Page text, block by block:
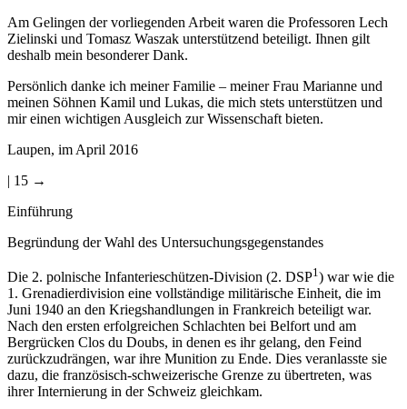
Am Gelingen der vorliegenden Arbeit waren die Professoren Lech
Zielinski und Tomasz Waszak unterstützend beteiligt. Ihnen gilt
deshalb mein besonderer Dank.
Persönlich danke ich meiner Familie – meiner Frau Marianne und
meinen Söhnen Kamil und Lukas, die mich stets unterstützen und
mir einen wichtigen Ausgleich zur Wissenschaft bieten.
Laupen, im April 2016
| 15 →
Einführung
Begründung der Wahl des Untersuchungsgegenstandes
Die 2. polnische Infanterieschützen-Division (2. DSP1 ) war wie die
1. Grenadierdivision eine vollständige militärische Einheit, die im
Juni 1940 an den Kriegshandlungen in Frankreich beteiligt war.
Nach den ersten erfolgreichen Schlachten bei Belfort und am
Bergrücken Clos du Doubs, in denen es ihr gelang, den Feind
zurückzudrängen, war ihre Munition zu Ende. Dies veranlasste sie
dazu, die französisch-schweizerische Grenze zu übertreten, was
ihrer Internierung in der Schweiz gleichkam.